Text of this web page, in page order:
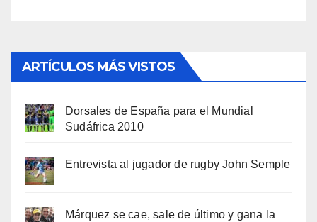
ARTÍCULOS MÁS VISTOS
Dorsales de España para el Mundial
Sudáfrica 2010
Entrevista al jugador de rugby John Semple
Márquez se cae, sale de último y gana la